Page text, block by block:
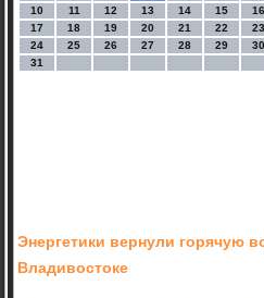
10
11 12 13 14 15
16
17
18 19 20 21 22
23
24
25 26 27 28 29
30
31
Энергетики вернули горячую
Владивостоке